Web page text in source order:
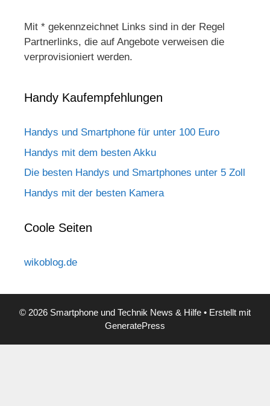
Mit * gekennzeichnet Links sind in der Regel
Partnerlinks, die auf Angebote verweisen die
verprovisioniert werden.
Handy Kaufempfehlungen
Handys und Smartphone für unter 100 Euro
Handys mit dem besten Akku
Die besten Handys und Smartphones unter 5 Zoll
Handys mit der besten Kamera
Coole Seiten
wikoblog.de
© 2026 Smartphone und Technik News & Hilfe • Erstellt mit
GeneratePress